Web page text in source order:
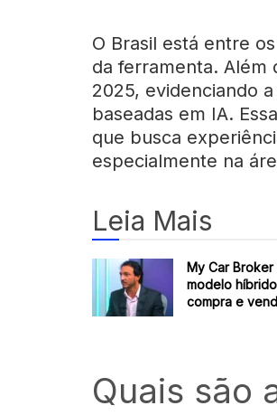
O Brasil está entre
da ferramenta. Além
2025, evidenciando
baseadas em IA.
que busca
especialmente na
Leia Mais
My Car
modelo
compra e
Quais são